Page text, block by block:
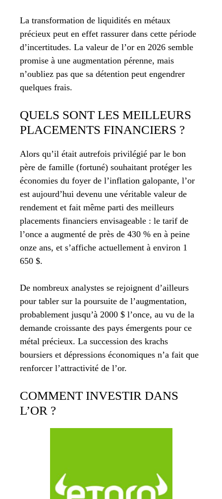
La transformation de liquidités en métaux
précieux peut en effet rassurer dans cette période
d’incertitudes. La valeur de l’or en 2026 semble
promise à une augmentation pérenne, mais
n’oubliez pas que sa détention peut engendrer
quelques frais.
QUELS SONT LES MEILLEURS
PLACEMENTS FINANCIERS ?
Alors qu’il était autrefois privilégié par le bon
père de famille (fortuné) souhaitant protéger les
économies du foyer de l’inflation galopante, l’or
est aujourd’hui devenu une véritable valeur de
rendement et fait même parti des meilleurs
placements financiers envisageable : le tarif de
l’once a augmenté de près de 430 % en à peine
onze ans, et s’affiche actuellement à environ 1
650 $.
De nombreux analystes se rejoignent d’ailleurs
pour tabler sur la poursuite de l’augmentation,
probablement jusqu’à 2000 $ l’once, au vu de la
demande croissante des pays émergents pour ce
métal précieux. La succession des krachs
boursiers et dépressions économiques n’a fait que
renforcer l’attractivité de l’or.
COMMENT INVESTIR DANS
L’OR ?